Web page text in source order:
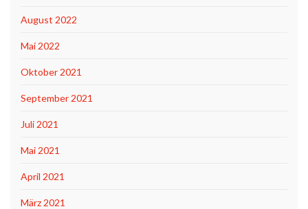
August 2022
Mai 2022
Oktober 2021
September 2021
Juli 2021
Mai 2021
April 2021
März 2021